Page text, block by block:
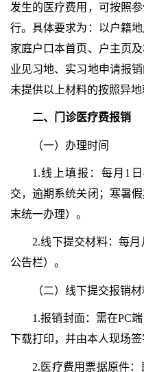
发生的医疗费用，可按照
行。具体要求为：以户籍
家庭户口本首页、户主页
业见习地、实习地申请报
未提供以上材料的按照异地
二、门诊医疗费报销
（一）办理时间
1.线上填报：每月1
交，逾期系统关闭；寒暑
末统一办理）。
2.线下提交材料：每
公告栏）。
（二）线下提交报销
1.报销封面：需在PC
下载打印，并由本人现场签
2.医疗费用票据原件：